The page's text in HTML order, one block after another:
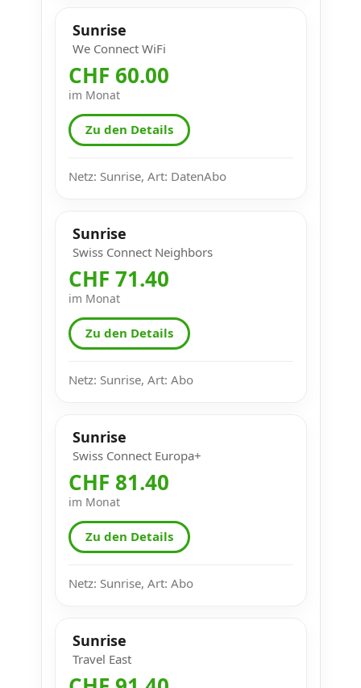
Sunrise
We Connect WiFi
CHF 60.00
im Monat
Zu den Details
Netz: Sunrise, Art: DatenAbo
Sunrise
Swiss Connect Neighbors
CHF 71.40
im Monat
Zu den Details
Netz: Sunrise, Art: Abo
Sunrise
Swiss Connect Europa+
CHF 81.40
im Monat
Zu den Details
Netz: Sunrise, Art: Abo
Sunrise
Travel East